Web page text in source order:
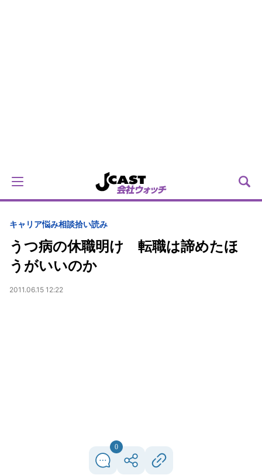
キャリア悩み相談拾い読み
うつ病の休職明け 転職は諦めたほ
うがいいのか
2011.06.15 12:22
0